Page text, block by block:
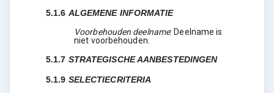
5.1.6 ALGEMENE INFORMATIE
Voorbehouden deelname: Deelname is
niet voorbehouden.
5.1.7 STRATEGISCHE AANBESTEDINGEN
5.1.9 SELECTIECRITERIA